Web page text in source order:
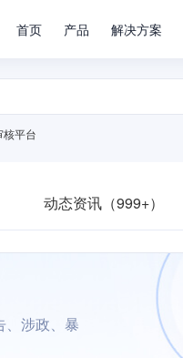
首页 产品 解决方案
核平台
动态资讯（999+）
、涉政、暴